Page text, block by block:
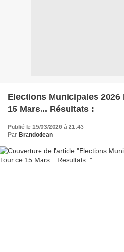
Elections Municipales 2026
15 Mars... Résultats :
Publié le 15/03/2026 à 21:43
Par Brandodean